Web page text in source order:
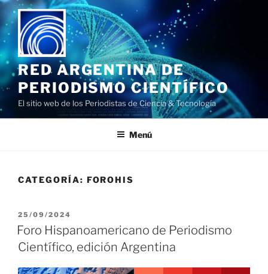
Saltar
al
contenido
RED ARGENTINA DE
PERIODISMO CIENTÍFICO
El sitio web de los Periodistas de Ciencia & Tecnología
Menú
CATEGORÍA: FOROHIS
PUBLICADO
EL
25/09/2024
Foro Hispanoamericano de Periodismo
Científico, edición Argentina